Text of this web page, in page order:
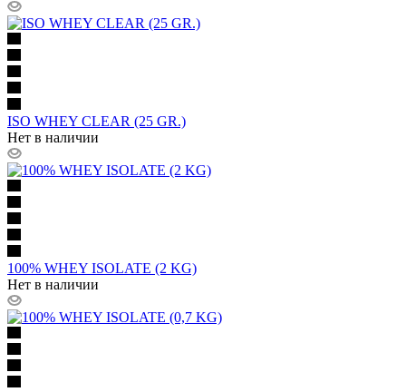
ISO WHEY CLEAR (25 GR.)
Нет в наличии
100% WHEY ISOLATE (2 KG)
Нет в наличии